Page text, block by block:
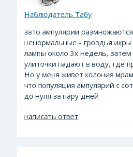
Наблюдатель Табу
зато ампулярии размножаются
ненормальные - гроздья икры
лампы около 3х недель,
улиточки падают в воду, где
Но у меня живет колония
что популяция ампулярий с
до нуля за пару дней
написать ответ